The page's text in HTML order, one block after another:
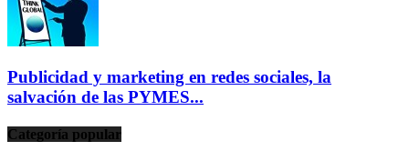
Publicidad y marketing en redes sociales, la
salvación de las PYMES...
Categoría popular